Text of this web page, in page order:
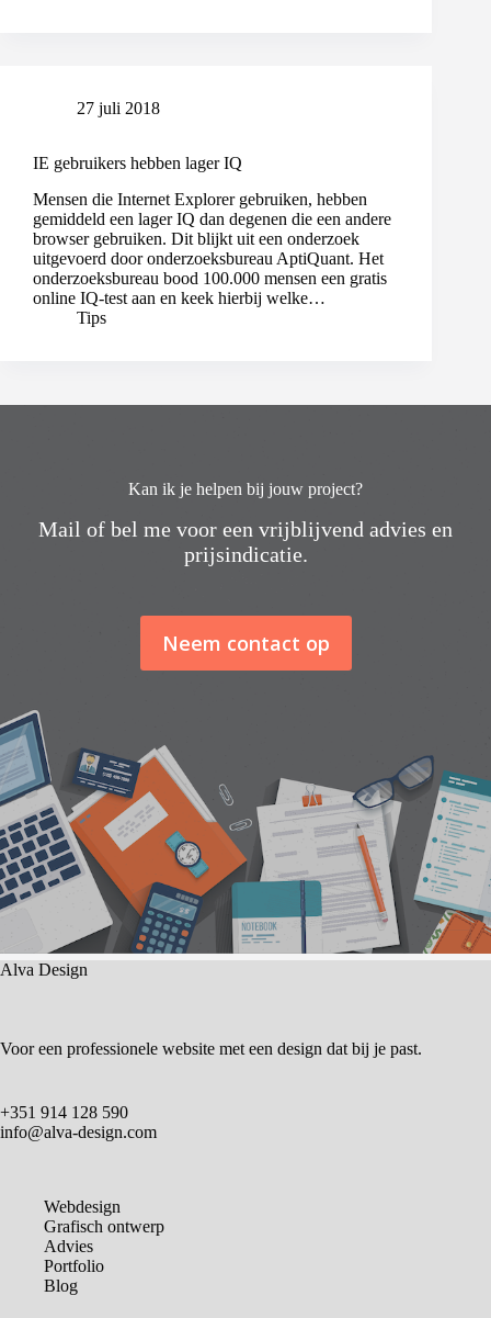
27 juli 2018
IE gebruikers hebben lager IQ
Mensen die Internet Explorer gebruiken, hebben
gemiddeld een lager IQ dan degenen die een andere
browser gebruiken. Dit blijkt uit een onderzoek
uitgevoerd door onderzoeksbureau AptiQuant. Het
onderzoeksbureau bood 100.000 mensen een gratis
online IQ-test aan en keek hierbij welke…
Tips
Kan ik je helpen bij jouw project?
Mail of bel me voor een vrijblijvend advies en
prijsindicatie.
Neem contact op
Alva Design
Voor een professionele website met een design dat bij je past.
+351 914 128 590
info@alva-design.com
Webdesign
Grafisch ontwerp
Advies
Portfolio
Blog